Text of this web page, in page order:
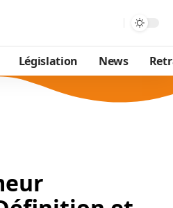
Législation News